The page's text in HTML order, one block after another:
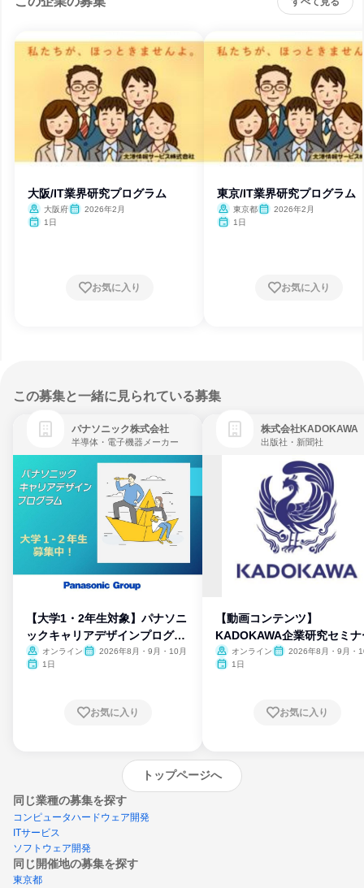
大阪/IT業界研究プログラム
大阪府
2026年2月
1日
お気に入り
東京/IT業界研究プログラム
東京都
2026年2月
1日
お気に入り
この募集と一緒に見られている募集
パナソニック株式会社
半導体・電子機器メーカー
【大学1・2年生対象】パナソニ
ックキャリアデザインプログラ
ム
オンライン
2026年8月・9月・10月
1日
お気に入り
株式会社KADOKAWA
出版社・新聞社
【動画コンテンツ】
KADOKAWA企業研究セミナ
オンライン
2026年8月・9月・
1日
お気に入り
トップページへ
同じ業種の募集を探す
コンピュータハードウェア開発
ITサービス
ソフトウェア開発
同じ開催地の募集を探す
東京都